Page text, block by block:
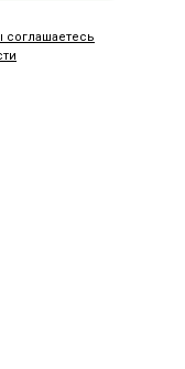
соглашаетесь